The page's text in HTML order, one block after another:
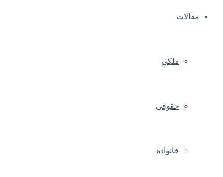
مقالات
ملکی
حقوقی
خانواده